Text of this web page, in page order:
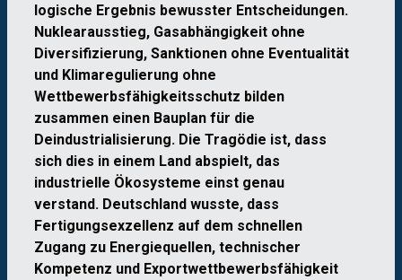
logische Ergebnis bewusster Entscheidungen.
Nuklearausstieg, Gasabhängigkeit ohne
Diversifizierung, Sanktionen ohne Eventualität
und Klimaregulierung ohne
Wettbewerbsfähigkeitsschutz bilden
zusammen einen Bauplan für die
Deindustrialisierung. Die Tragödie ist, dass
sich dies in einem Land abspielt, das
industrielle Ökosysteme einst genau
verstand. Deutschland wusste, dass
Fertigungsexzellenz auf dem schnellen
Zugang zu Energiequellen, technischer
Kompetenz und Exportwettbewerbsfähigkeit